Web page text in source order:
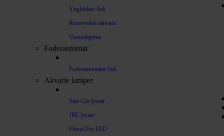
Yngleklare fisk
Reservedele akvarie
Varmelegeme
Foderautomat
Foderautomater fisk
Akvarie lamper
Sun-Glo lysrør
JBL lysrør
Fluval Pro LED